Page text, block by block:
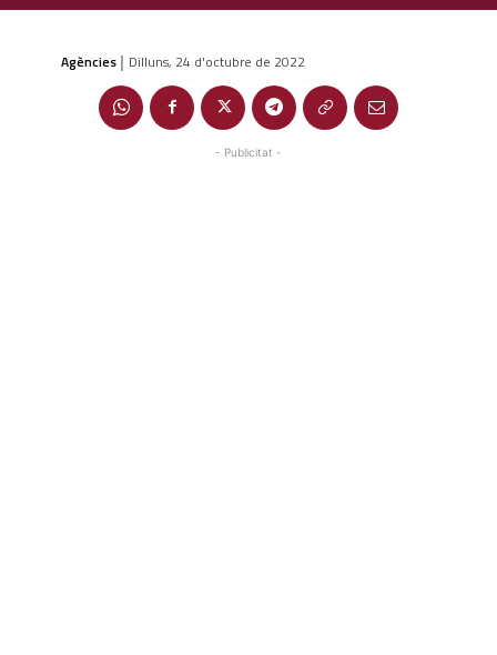
Agències | Dilluns, 24 d'octubre de 2022
- Publicitat -